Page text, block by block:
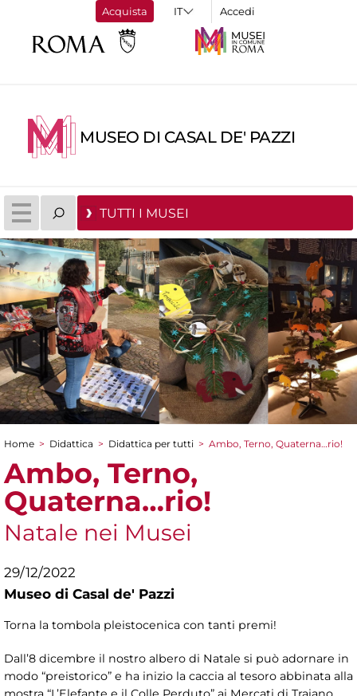
Acquista Accedi
MUSEO DI CASAL DE' PAZZI
TUTTI I MUSEI
Tu sei qui
Home > Didattica > Didattica per tutti > Ambo, Terno, Quaterna…rio!
Ambo, Terno,
Quaterna…rio!
Natale nei Musei
29/12/2022
Museo di Casal de' Pazzi
Torna la tombola pleistocenica con tanti premi!
Dall’8 dicembre il nostro albero di Natale si può adornare in
modo “preistorico” e ha inizio la caccia al tesoro abbinata alla